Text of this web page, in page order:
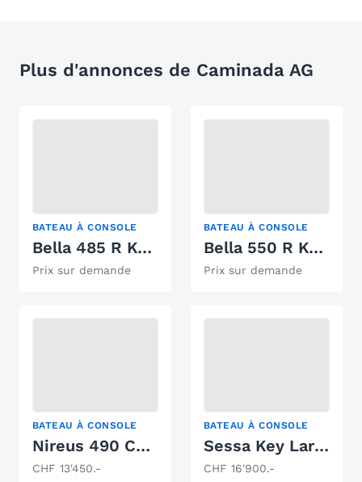
Plus d'annonces de Caminada AG
BATEAU À CONSOLE
Bella 485 R Konsole
Prix sur demande
BATEAU À CONSOLE
Bella 550 R Konsole
Prix sur demande
BATEAU À CONSOLE
Nireus 490 Comfort
CHF 13'450.-
BATEAU À CONSOLE
Sessa Key Largo 19 Open Line
CHF 16'900.-